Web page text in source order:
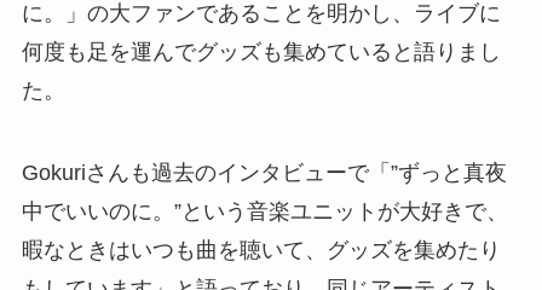
に。」の大ファンであることを明かし、ライブに
何度も足を運んでグッズも集めていると語りまし
た。
Gokuriさんも過去のインタビューで「”ずっと真夜
中でいいのに。”という音楽ユニットが大好きで、
暇なときはいつも曲を聴いて、グッズを集めたり